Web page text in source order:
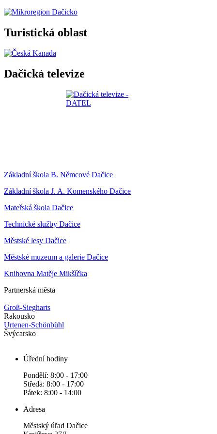
Turistická oblast
Dačická televize
Základní škola B. Němcové Dačice
Základní škola J. A. Komenského Dačice
Mateřská škola Dačice
Technické služby Dačice
Městské lesy Dačice
Městské muzeum a galerie Dačice
Knihovna Matěje Mikšíčka
Partnerská města
Groß-Siegharts
Rakousko
Urtenen-Schönbühl
Švýcarsko
Úřední hodiny
Pondělí: 8:00 - 17:00
Středa: 8:00 - 17:00
Pátek: 8:00 - 14:00
Adresa
Městský úřad Dačice